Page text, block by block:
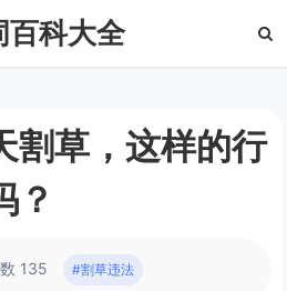
百科大全
割草，这样的行
？
135 #割草违法